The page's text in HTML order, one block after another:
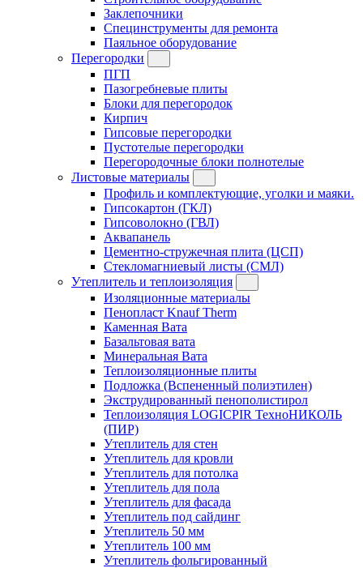
Заклепочники
Специнструменты для ремонта
Паяльное оборудование
Перегородки
ПГП
Пазогребневые плиты
Блоки для перегородок
Кирпич
Гипсовые перегородки
Пустотелые перегородки
Перегородочные блоки полнотелые
Листовые материалы
Профиль и комплектующие, уголки и маяки.
Гипсокартон (ГКЛ)
Гипсоволокно (ГВЛ)
Аквапанель
Цементно-стружечная плита (ЦСП)
Стекломагниевый листы (СМЛ)
Утеплитель и теплоизоляция
Изоляционные материалы
Пенопласт Knauf Therm
Каменная Вата
Базальтовая вата
Минеральная Вата
Теплоизоляционные плиты
Подложка (Вспененный полиэтилен)
Экструдированный пенополистирол
Теплоизоляция LOGICPIR ТехноНИКОЛЬ
(ПИР)
Утеплитель для стен
Утеплитель для кровли
Утеплитель для потолка
Утеплитель для пола
Утеплитель для фасада
Утеплитель под сайдинг
Утеплитель 50 мм
Утеплитель 100 мм
Утеплитель фольгированный